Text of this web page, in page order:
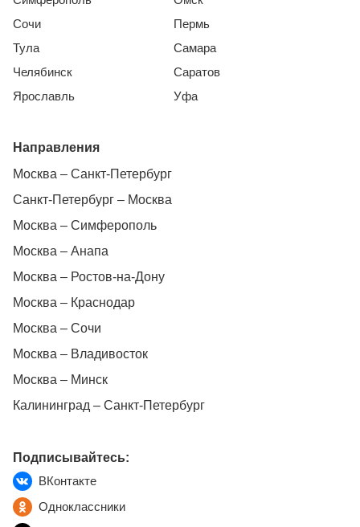
Сочи
Тула
Челябинск
Ярославль
Пермь
Самара
Саратов
Уфа
Направления
Москва – Санкт-Петербург
Санкт-Петербург – Москва
Москва – Симферополь
Москва – Анапа
Москва – Ростов-на-Дону
Москва – Краснодар
Москва – Сочи
Москва – Владивосток
Москва – Минск
Калининград – Санкт-Петербург
Подписывайтесь:
ВКонтакте
Одноклассники